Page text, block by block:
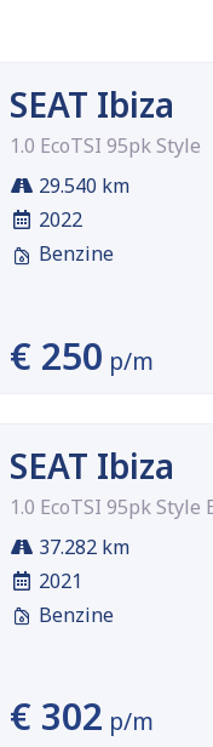
SEAT Ibiza
1.0 EcoTSI 95pk Style
29.540 km
2022
Benzine
€ 250 p/m
SEAT Ibiza
1.0 EcoTSI 95pk
37.282 km
2021
Benzine
€ 302 p/m